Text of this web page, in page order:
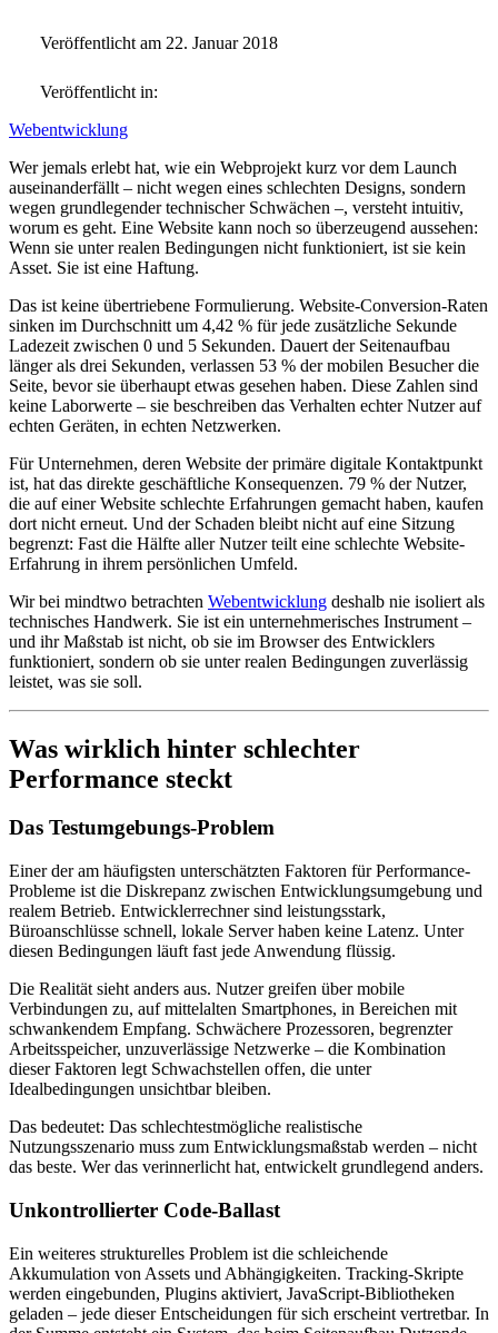
Veröffentlicht am 22. Januar 2018
Veröffentlicht in:
Webentwicklung
Wer jemals erlebt hat, wie ein Webprojekt kurz vor dem Launch
auseinanderfällt – nicht wegen eines schlechten Designs, sondern
wegen grundlegender technischer Schwächen –, versteht intuitiv,
worum es geht. Eine Website kann noch so überzeugend aussehen:
Wenn sie unter realen Bedingungen nicht funktioniert, ist sie kein
Asset. Sie ist eine Haftung.
Das ist keine übertriebene Formulierung. Website-Conversion-Raten
sinken im Durchschnitt um 4,42 % für jede zusätzliche Sekunde
Ladezeit zwischen 0 und 5 Sekunden. Dauert der Seitenaufbau
länger als drei Sekunden, verlassen 53 % der mobilen Besucher die
Seite, bevor sie überhaupt etwas gesehen haben. Diese Zahlen sind
keine Laborwerte – sie beschreiben das Verhalten echter Nutzer auf
echten Geräten, in echten Netzwerken.
Für Unternehmen, deren Website der primäre digitale Kontaktpunkt
ist, hat das direkte geschäftliche Konsequenzen. 79 % der Nutzer,
die auf einer Website schlechte Erfahrungen gemacht haben, kaufen
dort nicht erneut. Und der Schaden bleibt nicht auf eine Sitzung
begrenzt: Fast die Hälfte aller Nutzer teilt eine schlechte Website-
Erfahrung in ihrem persönlichen Umfeld.
Wir bei mindtwo betrachten Webentwicklung deshalb nie isoliert als
technisches Handwerk. Sie ist ein unternehmerisches Instrument –
und ihr Maßstab ist nicht, ob sie im Browser des Entwicklers
funktioniert, sondern ob sie unter realen Bedingungen zuverlässig
leistet, was sie soll.
Was wirklich hinter schlechter
Performance steckt
Das Testumgebungs-Problem
Einer der am häufigsten unterschätzten Faktoren für Performance-
Probleme ist die Diskrepanz zwischen Entwicklungsumgebung und
realem Betrieb. Entwicklerrechner sind leistungsstark,
Büroanschlüsse schnell, lokale Server haben keine Latenz. Unter
diesen Bedingungen läuft fast jede Anwendung flüssig.
Die Realität sieht anders aus. Nutzer greifen über mobile
Verbindungen zu, auf mittelalten Smartphones, in Bereichen mit
schwankendem Empfang. Schwächere Prozessoren, begrenzter
Arbeitsspeicher, unzuverlässige Netzwerke – die Kombination
dieser Faktoren legt Schwachstellen offen, die unter
Idealbedingungen unsichtbar bleiben.
Das bedeutet: Das schlechtestmögliche realistische
Nutzungsszenario muss zum Entwicklungsmaßstab werden – nicht
das beste. Wer das verinnerlicht hat, entwickelt grundlegend anders.
Unkontrollierter Code-Ballast
Ein weiteres strukturelles Problem ist die schleichende
Akkumulation von Assets und Abhängigkeiten. Tracking-Skripte
werden eingebunden, Plugins aktiviert, JavaScript-Bibliotheken
geladen – jede dieser Entscheidungen für sich erscheint vertretbar. In